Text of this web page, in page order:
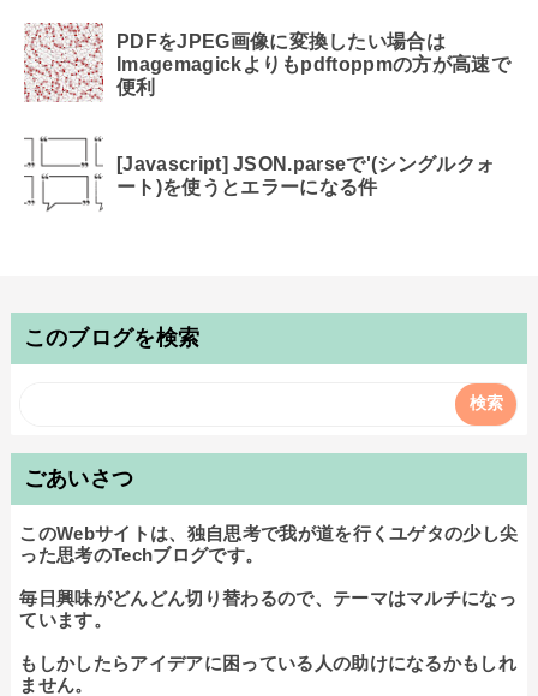
PDFをJPEG画像に変換したい場合は
Imagemagickよりもpdftoppmの方が高速で
便利
[Javascript] JSON.parseで'(シングルクォ
ート)を使うとエラーになる件
このブログを検索
ごあいさつ
このWebサイトは、独自思考で我が道を行くユゲタの少し尖
った思考のTechブログです。
毎日興味がどんどん切り替わるので、テーマはマルチになっ
ています。
もしかしたらアイデアに困っている人の助けになるかもしれ
ません。